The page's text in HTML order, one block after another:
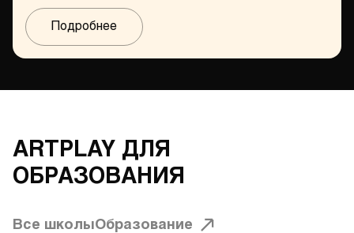
Подробнее
ARTPLAY ДЛЯ
ОБРАЗОВАНИЯ
Все школыОбразование